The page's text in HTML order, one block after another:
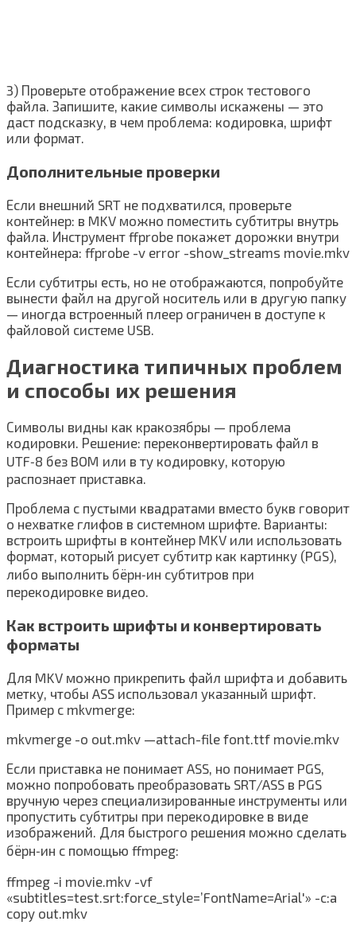
3) Проверьте отображение всех строк тестового
файла. Запишите, какие символы искажены — это
даст подсказку, в чем проблема: кодировка, шрифт
или формат.
Дополнительные проверки
Если внешний SRT не подхватился, проверьте
контейнер: в MKV можно поместить субтитры внутрь
файла. Инструмент ffprobe покажет дорожки внутри
контейнера: ffprobe -v error -show_streams movie.mkv
Если субтитры есть, но не отображаются, попробуйте
вынести файл на другой носитель или в другую папку
— иногда встроенный плеер ограничен в доступе к
файловой системе USB.
Диагностика типичных проблем
и способы их решения
Символы видны как кракозябры — проблема
кодировки. Решение: переконвертировать файл в
UTF‑8 без BOM или в ту кодировку, которую
распознает приставка.
Проблема с пустыми квадратами вместо букв говорит
о нехватке глифов в системном шрифте. Варианты:
встроить шрифты в контейнер MKV или использовать
формат, который рисует субтитр как картинку (PGS),
либо выполнить бёрн‑ин субтитров при
перекодировке видео.
Как встроить шрифты и конвертировать
форматы
Для MKV можно прикрепить файл шрифта и добавить
метку, чтобы ASS использовал указанный шрифт.
Пример с mkvmerge:
mkvmerge -o out.mkv —attach-file font.ttf movie.mkv
Если приставка не понимает ASS, но понимает PGS,
можно попробовать преобразовать SRT/ASS в PGS
вручную через специализированные инструменты или
пропустить субтитры при перекодировке в виде
изображений. Для быстрого решения можно сделать
бёрн‑ин с помощью ffmpeg:
ffmpeg -i movie.mkv -vf
«subtitles=test.srt:force_style=’FontName=Arial'» -c:a
copy out.mkv